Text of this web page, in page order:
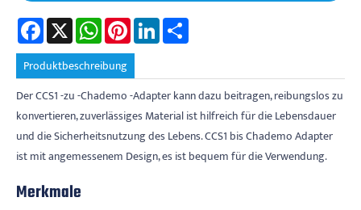
Facebook
X WhatsAppPinterestLinkedIn
Produktbeschreibung
Der CCS1 -zu -Chademo -Adapter kann dazu beitragen, reibungslos zu
konvertieren, zuverlässiges Material ist hilfreich für die Lebensdauer
und die Sicherheitsnutzung des Lebens. CCS1 bis Chademo Adapter
ist mit angemessenem Design, es ist bequem für die Verwendung.
Merkmale